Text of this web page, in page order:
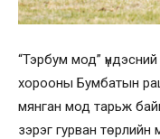
“Тэрбум мод” үндэсний
хорооны Бумбатын
мянган мод тарьж
зэрэг гурван